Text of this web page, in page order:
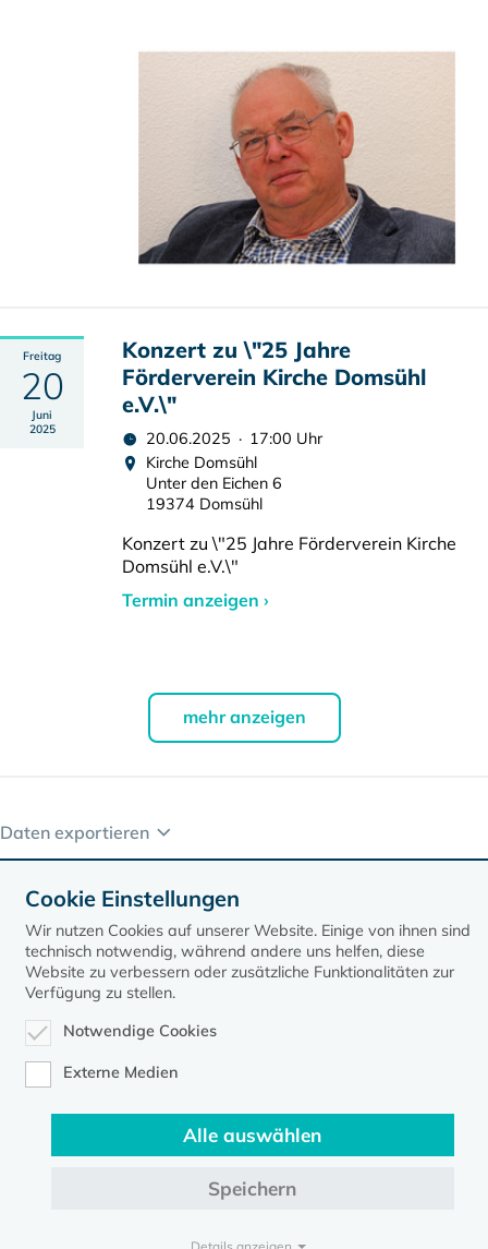
Freitag
20
Juni
2025
Konzert zu \"25 Jahre
Förderverein Kirche Domsühl
e.V.\"
20.06.2025 · 17:00 Uhr
Kirche Domsühl
Unter den Eichen 6
19374 Domsühl
Konzert zu \"25 Jahre Förderverein Kirche
Domsühl e.V.\"
Termin anzeigen ›
mehr anzeigen
Daten exportieren
Kontakt Datenschutz
Evangelische Kirche in Mecklenburg-Vorpommern © 2026
Cookie Einstellungen
Wir nutzen Cookies auf unserer Website. Einige von ihnen sind
technisch notwendig, während andere uns helfen, diese
Website zu verbessern oder zusätzliche Funktionalitäten zur
Verfügung zu stellen.
Notwendige Cookies
Externe Medien
Alle auswählen
Speichern